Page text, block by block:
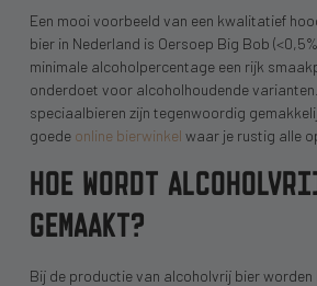
Een mooi voorbeeld van een kwalitatief
bier in Nederland is Oersoep Big Bob
minimale alcoholpercentage een rijk
onderdoet voor alcoholhoudende
speciaalbieren zijn tegenwoordig
goede online bierwinkel waar je rustig alle
HOE WORDT
GEMAAKT?
Bij de productie van alcoholvrij bier